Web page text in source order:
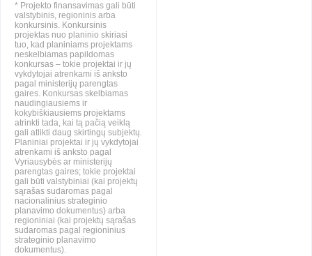
* Projekto finansavimas gali būti
valstybinis, regioninis arba
konkursinis. Konkursinis
projektas nuo planinio skiriasi
tuo, kad planiniams projektams
neskelbiamas papildomas
konkursas – tokie projektai ir jų
vykdytojai atrenkami iš anksto
pagal ministerijų parengtas
gaires. Konkursas skelbiamas
naudingiausiems ir
kokybiškiausiems projektams
atrinkti tada, kai tą pačią veiklą
gali atlikti daug skirtingų subjektų.
Planiniai projektai ir jų vykdytojai
atrenkami iš anksto pagal
Vyriausybės ar ministerijų
parengtas gaires; tokie projektai
gali būti valstybiniai (kai projektų
sąrašas sudaromas pagal
nacionalinius strateginio
planavimo dokumentus) arba
regioniniai (kai projektų sąrašas
sudaromas pagal regioninius
strateginio planavimo
dokumentus).